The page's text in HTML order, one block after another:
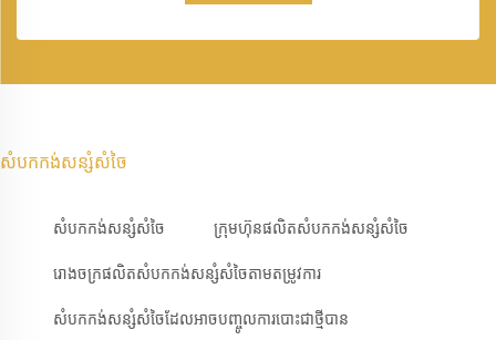
សំបកកង់សន្សំសំចៃ
សំបកកង់សន្សំសំចៃ ក្រុមហ៊ុនផលិតសំបកកង់សន្សំសំចៃ
រោងចក្រផលិតសំបកកង់សន្សំសំចៃតាមតម្រូវការ
សំបកកង់សន្សំសំចៃដែលអាចបញ្ចូលការបោះជាថ្មីបាន